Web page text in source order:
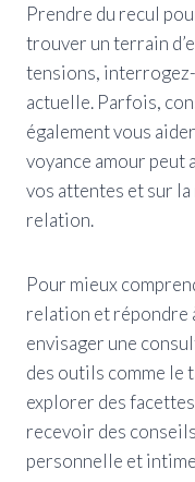
Prendre du recul
trouver un terrain
tensions,
actuelle. Parfois,
également vous
voyance amour peut
vos attentes et sur
relation.
Pour mieux
relation et répondre
envisager une
des outils comme le
explorer des
recevoir des
personnelle et